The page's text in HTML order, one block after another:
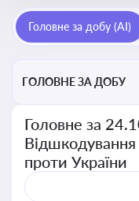
Головне за добу (AI)
ГОЛОВНЕ ЗА ДОБУ
Головне за
Відшкодування
проти України